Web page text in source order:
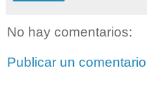
No hay comentarios:
Publicar un comentario